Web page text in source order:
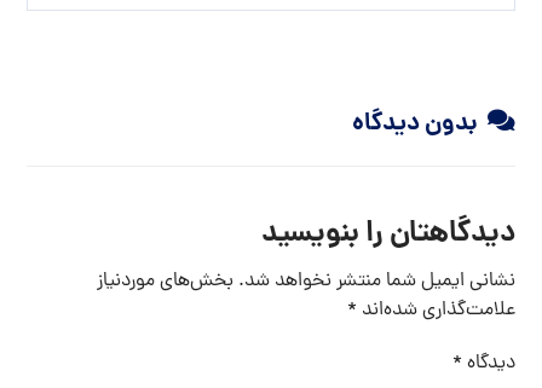
بدون دیدگاه
دیدگاهتان را بنویسید
نشانی ایمیل شما منتشر نخواهد شد. بخش‌های موردنیاز
علامت‌گذاری شده‌اند *
دیدگاه *